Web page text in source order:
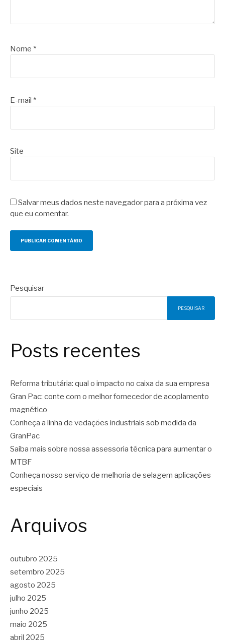
Nome *
E-mail *
Site
Salvar meus dados neste navegador para a próxima vez
que eu comentar.
Pesquisar
PESQUISAR
Posts recentes
Reforma tributária: qual o impacto no caixa da sua empresa
Gran Pac: conte com o melhor fornecedor de acoplamento
magnético
Conheça a linha de vedações industriais sob medida da
GranPac
Saiba mais sobre nossa assessoria técnica para aumentar o
MTBF
Conheça nosso serviço de melhoria de selagem aplicações
especiais
Arquivos
outubro 2025
setembro 2025
agosto 2025
julho 2025
junho 2025
maio 2025
abril 2025